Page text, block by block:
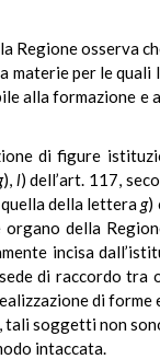
Regione osserva
materie per le
alla formazione e
di figure
), l) dell’art. 117,
della letterag)
della
incisa
di raccordo
di
soggetti non
intaccata.